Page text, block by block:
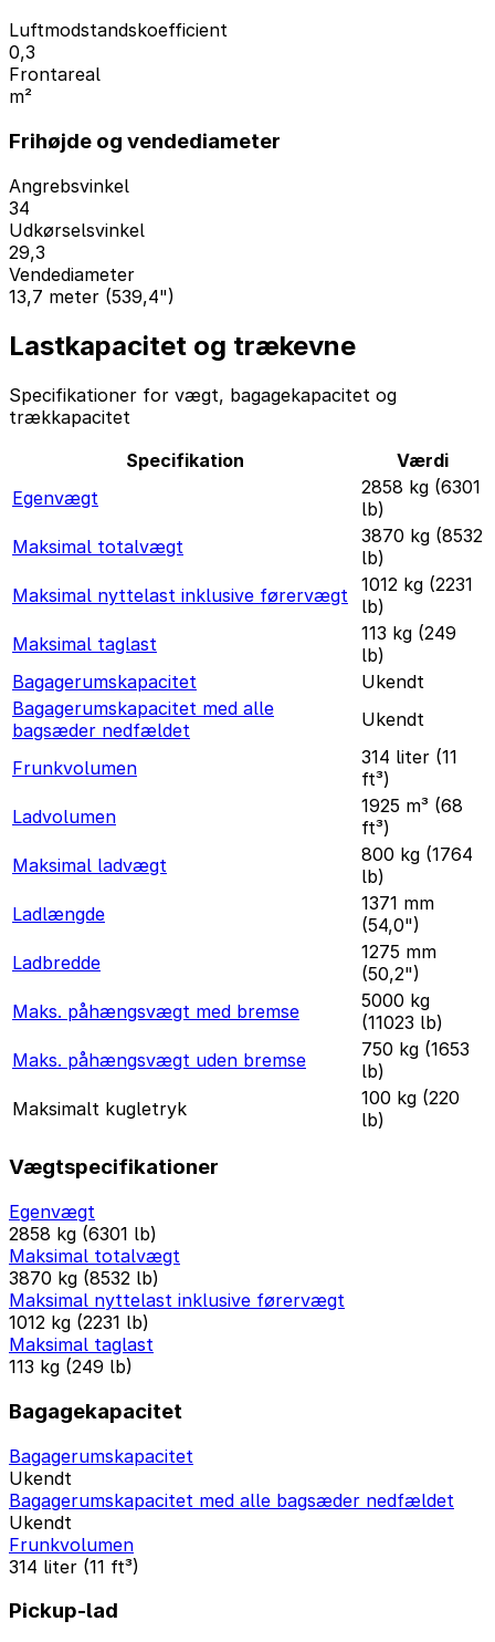
Luftmodstandskoefficient
0,3
Frontareal
m²
Frihøjde og vendediameter
Angrebsvinkel
34
Udkørselsvinkel
29,3
Vendediameter
13,7 meter (539,4")
Lastkapacitet og trækevne
Specifikationer for vægt, bagagekapacitet og
trækkapacitet
Specifikation
Værdi
Egenvægt
2858 kg (6301
lb)
Maksimal totalvægt
3870 kg (8532
lb)
Maksimal nyttelast inklusive førervægt
1012 kg (2231
lb)
Maksimal taglast
113 kg (249
lb)
Bagagerumskapacitet
Ukendt
Bagagerumskapacitet med alle
bagsæder nedfældet
Ukendt
Frunkvolumen
314 liter (11
ft³)
Ladvolumen
1925 m³ (68
ft³)
Maksimal ladvægt
800 kg (1764
lb)
Ladlængde
1371 mm
(54,0")
Ladbredde
1275 mm
(50,2")
Maks. påhængsvægt med bremse
5000 kg
(11023 lb)
Maks. påhængsvægt uden bremse
750 kg (1653
lb)
Maksimalt kugletryk
100 kg (220
lb)
Vægtspecifikationer
Egenvægt
2858 kg (6301 lb)
Maksimal totalvægt
3870 kg (8532 lb)
Maksimal nyttelast inklusive førervægt
1012 kg (2231 lb)
Maksimal taglast
113 kg (249 lb)
Bagagekapacitet
Bagagerumskapacitet
Ukendt
Bagagerumskapacitet med alle bagsæder nedfældet
Ukendt
Frunkvolumen
314 liter (11 ft³)
Pickup-lad